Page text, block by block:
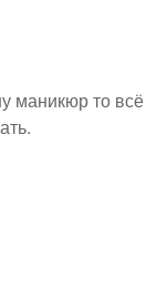
маникюр то всё